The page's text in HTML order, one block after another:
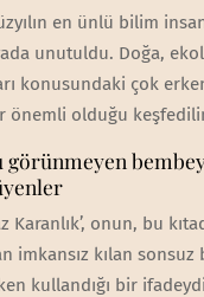
en ünlü bilim
unutuldu. Doğa,
konusundaki çok
önemli olduğu
görünmeyen
Karanlık’, onun, bu
imkansız kılan sonsuz
kullandığı bir